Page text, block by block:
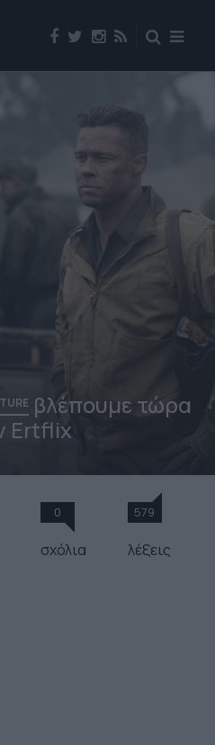
βλέπουμε τώρα
Ertflix
0
σχόλια
579
λέξεις